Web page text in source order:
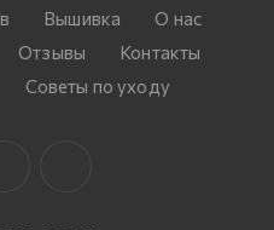
Вышивка
О нас
Отзывы
Контакты
Советы по уходу